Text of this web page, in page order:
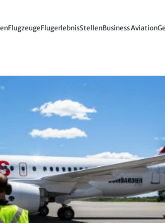
FlugzeugeFlugerlebnisStellenBusiness Aviation